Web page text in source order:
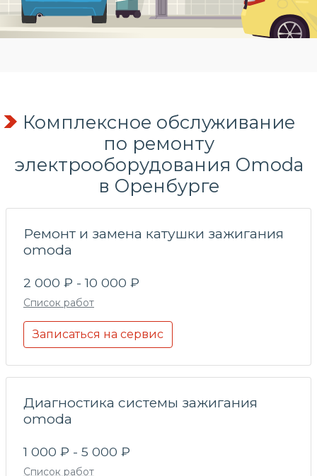
Комплексное обслуживание
по ремонту
электрооборудования Omoda
в Оренбурге
Ремонт и замена катушки зажигания
omoda
2 000 ₽ - 10 000 ₽
Список работ
Записаться на сервис
Диагностика системы зажигания
omoda
1 000 ₽ - 5 000 ₽
Список работ